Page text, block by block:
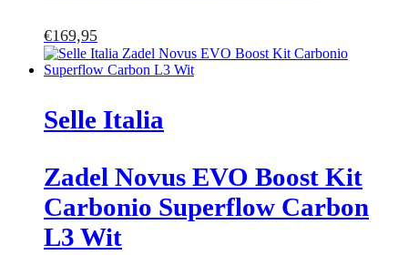
€169,95
Selle Italia
Zadel Novus EVO Boost Kit
Carbonio Superflow Carbon
L3 Wit